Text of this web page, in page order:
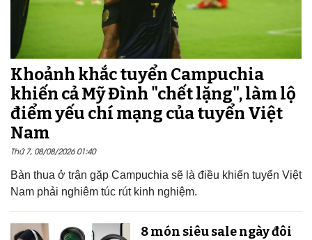
Khoảnh khắc tuyển Campuchia
khiến cả Mỹ Đình "chết lặng", làm lộ
điểm yếu chí mạng của tuyển Việt
Nam
Thứ 7, 08/08/2026 01:40
Bàn thua ở trận gặp Campuchia sẽ là điều khiến tuyển Việt
Nam phải nghiêm túc rút kinh nghiệm.
8 món siêu sale ngày đôi